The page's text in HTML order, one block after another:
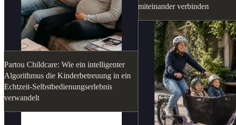
Partou Childcare: Wie ein intelligenter
Algorithmus die Kinderbetreuung in ein
Echtzeit-Selbstbedienungserlebnis
verwandelt
miteinander verbinden